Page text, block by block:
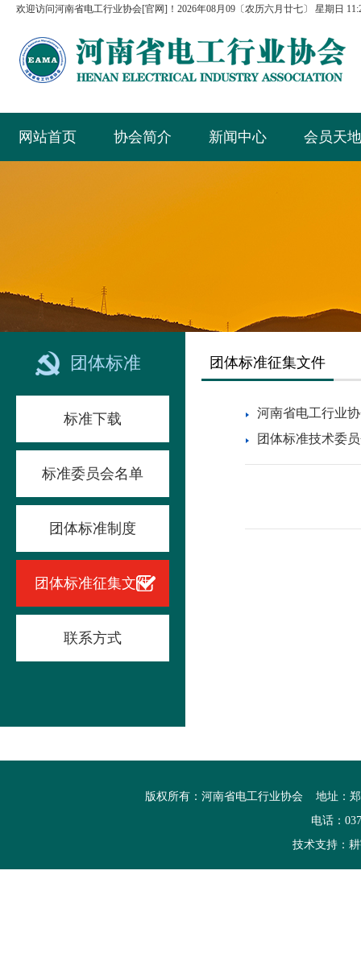
欢迎访问河南省电工行业协会[官网]！ 2026年08月09〔农历六月廿七〕 星期日
网站首页 协会简介 新闻中心 会员天地
团体标准
标准下载
标准委员会名单
团体标准制度
团体标准征集文件
联系方式
团体标准征集文件
河南省电工行业
团体标准技术委
版权所有：河南省电工行业协会 地址：
电话：
技术支持：